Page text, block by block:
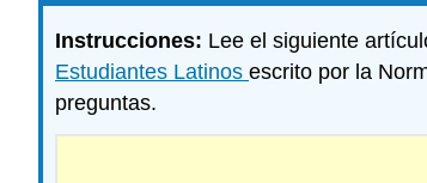
Instrucciones: Lee el siguiente
Estudiantes Latinos escrito por la
preguntas.